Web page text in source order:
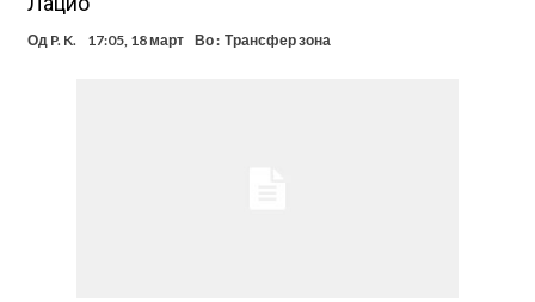
Од P. K. 17:05, 18 март Во : Трансфер зона